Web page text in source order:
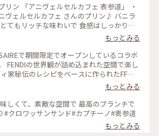
リン 「アニヴェルセルカフェ 表参道」 ・
ヴェルセルカフェ さんのプリン♪ バニラ
てもリッチな味わいで 食感はしっかり固
バニラアイスと ビターなカラメルと共に
2杯半ほど スイーツに合う味わいでした ・
ましたが 変わらない美しい店内にテラス
すね〜 #私のことりっぷ2022
ヴェルセルカフェ #アニヴェルセルカフ
山#原宿#テラス席#プリン#固めプリン
もっとみる
で期間限定でオープンしているコラボ
家秘伝のレシピをベースに作られたFFロ
)や可愛いスイーツ。 たまらなく可愛い
クケースを用意してくれてるのはありが
ないくらいのカフェ。 間に合う人は絶対
もっとみる
しくて、素敵な空間で 最高のブランチで
#クロワッサンサンド#カプチーノ#表参道
もっとみる